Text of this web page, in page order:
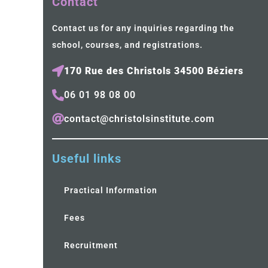
Contact us for any inquiries regarding the
school, courses, and registrations.
170 Rue des Christols 34500 Béziers
06 01 98 08 00
contact@christolsinstitute.com
Useful links
Practical Information
Fees
Recruitment